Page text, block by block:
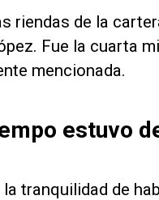
riendas de la
Fue la cuarta
mencionada.
estuvo
tranquilidad de